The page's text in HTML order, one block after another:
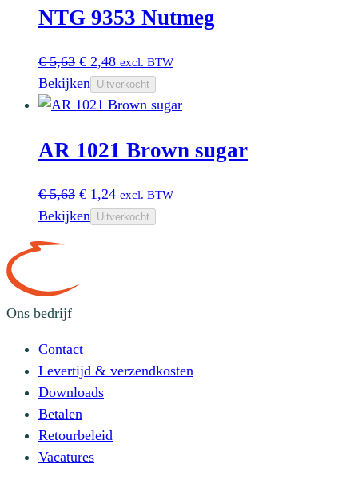
NTG 9353 Nutmeg
€5,63 Oorspronkelijke
prijs
was:
€ 2,48Huidige
prijs
is:
excl. BTW
Bekijken Uitverkocht
AR 1021 Brown sugar
€5,63 Oorspronkelijke
prijs
€ 1,24Huidige
prijs
excl. BTW
Bekijken Uitverkocht
Ons bedrijf
Contact
Levertijd & verzendkosten
Downloads
Betalen
Retourbeleid
Vacatures